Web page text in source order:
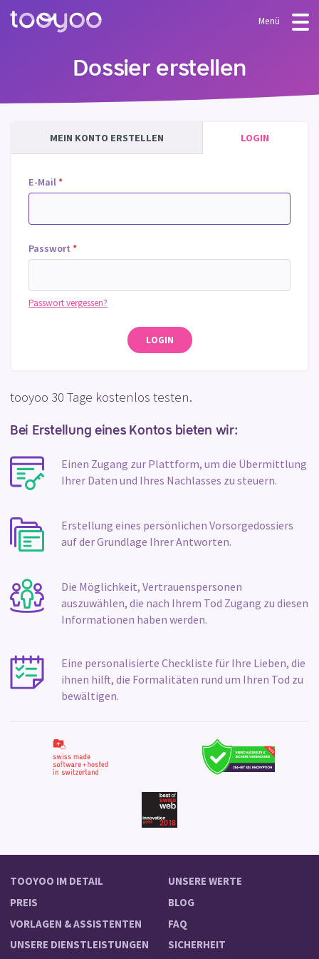
Menü
Vorlagen & Assistenten
Dossier erstellen
MEIN KONTO ERSTELLEN LOGIN
E-Mail*
Passwort *
Passwort vergessen?
LOGIN
tooyoo 30 Tage kostenlos testen.
Bei Erstellung eines Kontos bieten wir:
Einen Zugang zur Plattform, um die Übermittlung
Ihrer Daten und Ihres Nachlasses zu steuern.
Erstellung eines persönlichen Vorsorgedossiers
auf der Grundlage Ihrer Antworten.
Die Möglichkeit, Vertrauenspersonen
auszuwählen, die nach Ihrem Tod Zugang zu diesen
Informationen haben werden.
Eine personalisierte Checkliste für Ihre Lieben, die
ihnen hilft, die Formalitäten rund um Ihren Tod zu
bewältigen.
TOOYOO IM DETAIL
PREIS
VORLAGEN & ASSISTENTEN
UNSERE DIENSTLEISTUNGEN
UNSERE WERTE
BLOG
FAQ
SICHERHEIT